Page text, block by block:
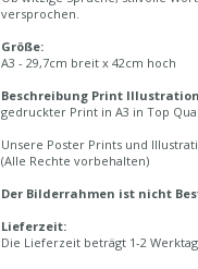
versprochen.
Größe:
A3 - 29,7cm breit x 42cm hoch
Beschreibung Print Illustration
gedruckter Print in A3 in Top
Unsere Poster Prints und
(Alle Rechte vorbehalten)
Der Bilderrahmen ist nicht
Lieferzeit:
Die Lieferzeit beträgt 1-2